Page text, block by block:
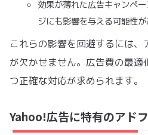
効果が薄れた広告キャンペ
ジにも影響を与える可能性が
これらの影響を回避するには
が欠かせません。広告費の最
つ正確な対応が求められます。
Yahoo!広告に特有のアド